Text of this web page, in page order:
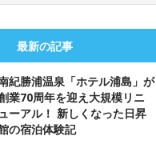
最新の記事
紀勝浦温泉「ホテル浦島」が
業70周年を迎え大規模リニ
ューアル！ 新しくなった日昇
の宿泊体験記